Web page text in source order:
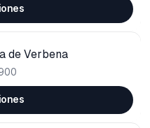
de Verbena